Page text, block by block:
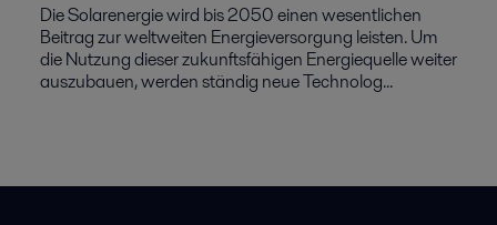
Die Solarenergie wird bis 2050 einen wesentlichen
Beitrag zur weltweiten Energieversorgung leisten. Um
die Nutzung dieser zukunftsfähigen Energiequelle weiter
auszubauen, werden ständig neue Technolog...